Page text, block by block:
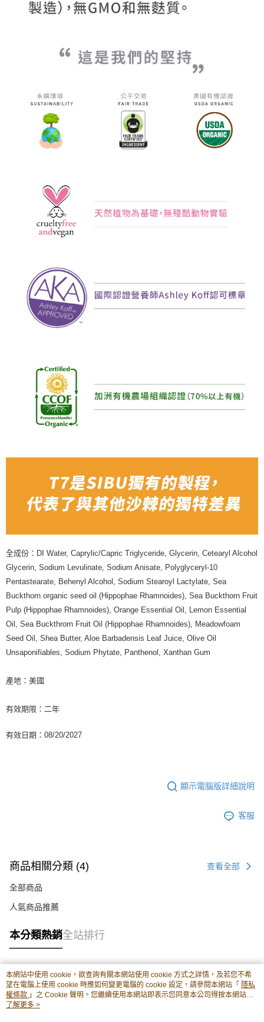
全成份：DI Water, Caprylic/Capric Triglyceride, Glycerin, Cetearyl Alcohol
Glycerin, Sodium Levulinate, Sodium Anisate, Polyglyceryl-10
Pentastearate, Behenyl Alcohol, Sodium Stearoyl Lactylate, Sea
Buckthorn organic seed oil (Hippophae Rhamnoides), Sea Buckthorn Fruit
Pulp (Hippophae Rhamnoides), Orange Essential Oil, Lemon Essential
Oil, Sea Buckthrorn Fruit Oil (Hippophae Rhamnoides), Meadowfoam
Seed Oil, Shea Butter, Aloe Barbadensis Leaf Juice, Olive Oil
Unsaponifiables, Sodium Phytate, Panthenol, Xanthan Gum
產地：美國
有效期限：二年
有效日期：08/20/2027
顯示電腦版詳細說明
客服
商品相關分類 (4) 查看全部
全部商品
人氣商品推薦
本分類熱銷全站排行
熱門標籤
本網站中使用 cookie，欲查詢有關本網站使用 cookie 方式之詳情，及若您不希
望在電腦上使用 cookie 時應如何變更電腦的 cookie 設定，請參閱本網站「 隱私
權條款 」之 Cookie 聲明。您繼續使用本網站即表示您同意本公司得按本網站使
用條款之 Cookie 聲明使用 cookie。
了解更多 >